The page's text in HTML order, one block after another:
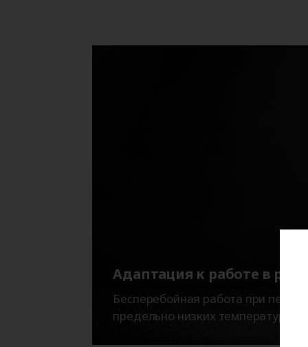
Адаптация к работе в
Бесперебойная работа при
предельно низких температур (до